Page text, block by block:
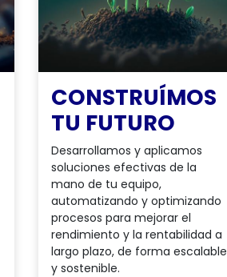
CONSTRUÍMOS
TU FUTURO
Desarrollamos y aplicamos
soluciones efectivas de la
mano de tu equipo,
automatizando y optimizando
procesos para mejorar el
rendimiento y la rentabilidad a
largo plazo, de forma escalable
y sostenible.